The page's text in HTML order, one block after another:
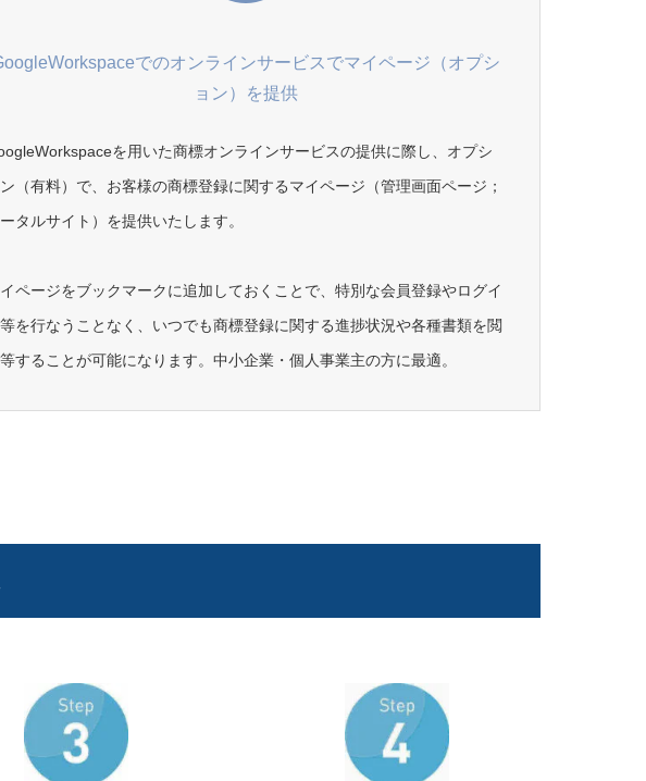
でのオンラインサービスでマイページ（オプシ
ョン）を提供
を用いた商標オンラインサービスの提供に際し、オプシ
ン（有料）で、お客様の商標登録に関するマイページ（管理画面ページ；
タルサイト）を提供いたします。
ページをブックマークに追加しておくことで、特別な会員登録やログイ
を行なうことなく、いつでも商標登録に関する進捗状況や各種書類を閲
することが可能になります。中小企業・個人事業主の方に最適。